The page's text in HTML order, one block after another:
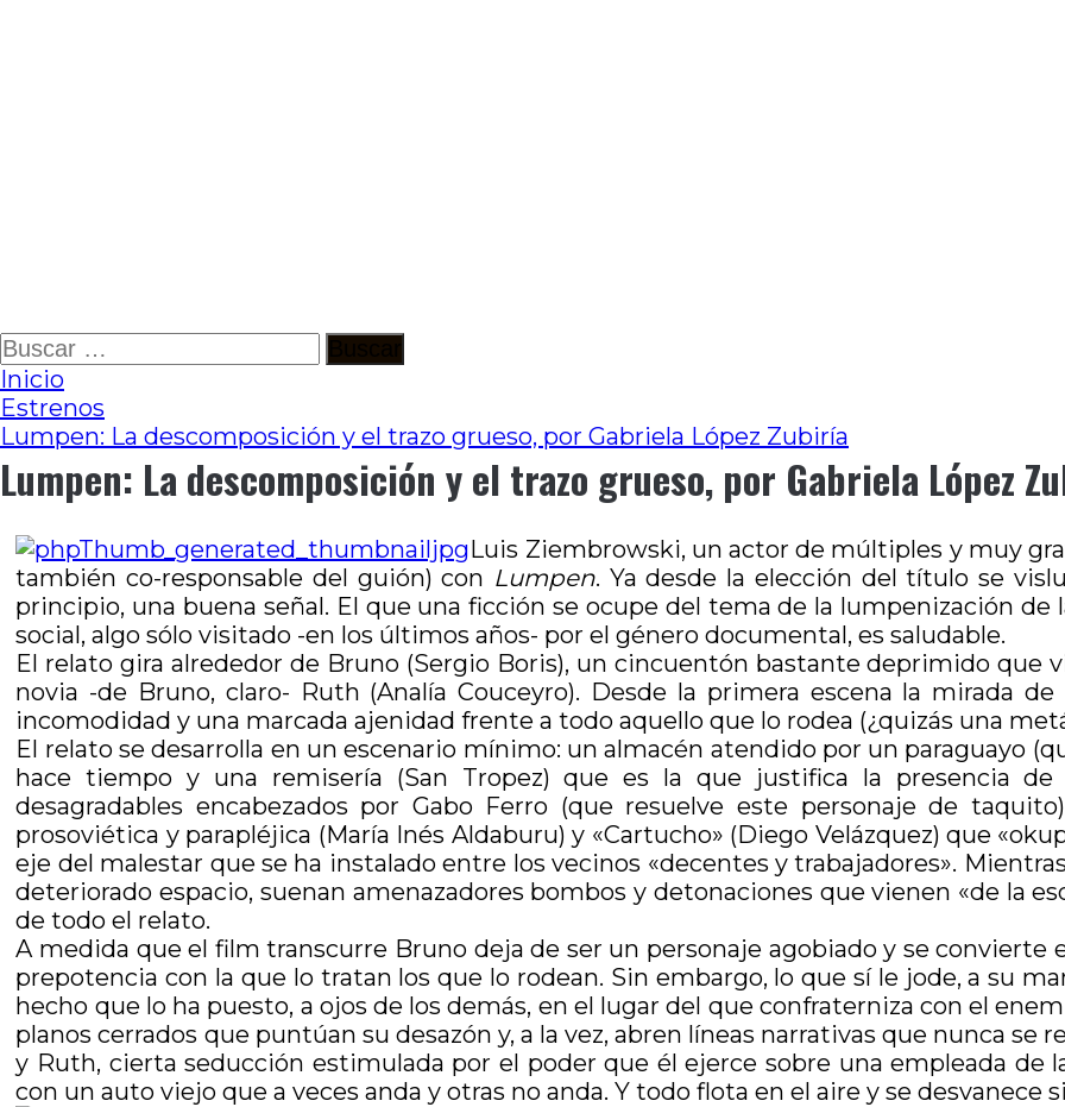
Ir
al
contenido
Buscar:
Inicio
Estrenos
Lumpen: La descomposición y el trazo grueso, por Gabriela López Zubiría
Lumpen: La descomposición y el trazo grueso, por Gabriela López
Luis Ziembrowski, un actor de múltiples y muy
también co-responsable del guión) con Lumpen. Ya desde la elección del título se
principio, una buena señal. El que una ficción se ocupe del tema de la lumpenización
social, algo sólo visitado -en los últimos años- por el género documental, es saludable.
El relato gira alrededor de Bruno (Sergio Boris), un cincuentón bastante deprimido que
novia -de Bruno, claro- Ruth (Analía Couceyro). Desde la primera escena la mirada
incomodidad y una marcada ajenidad frente a todo aquello que lo rodea (¿quizás una
El relato se desarrolla en un escenario mínimo: un almacén atendido por un paraguayo
hace tiempo y una remisería (San Tropez) que es la que justifica la presencia
desagradables encabezados por Gabo Ferro (que resuelve este personaje de
prosoviética y parapléjica (María Inés Aldaburu) y «Cartucho» (Diego Velázquez) que
eje del malestar que se ha instalado entre los vecinos «decentes y trabajadores».
deteriorado espacio, suenan amenazadores bombos y detonaciones que vienen «de la
de todo el relato.
A medida que el film transcurre Bruno deja de ser un personaje agobiado y se
prepotencia con la que lo tratan los que lo rodean. Sin embargo, lo que sí le jode, a su
hecho que lo ha puesto, a ojos de los demás, en el lugar del que confraterniza con el
planos cerrados que puntúan su desazón y, a la vez, abren líneas narrativas que nunca
y Ruth, cierta seducción estimulada por el poder que él ejerce sobre una empleada de
con un auto viejo que a veces anda y otras no anda. Y todo flota en el aire y se desvanece